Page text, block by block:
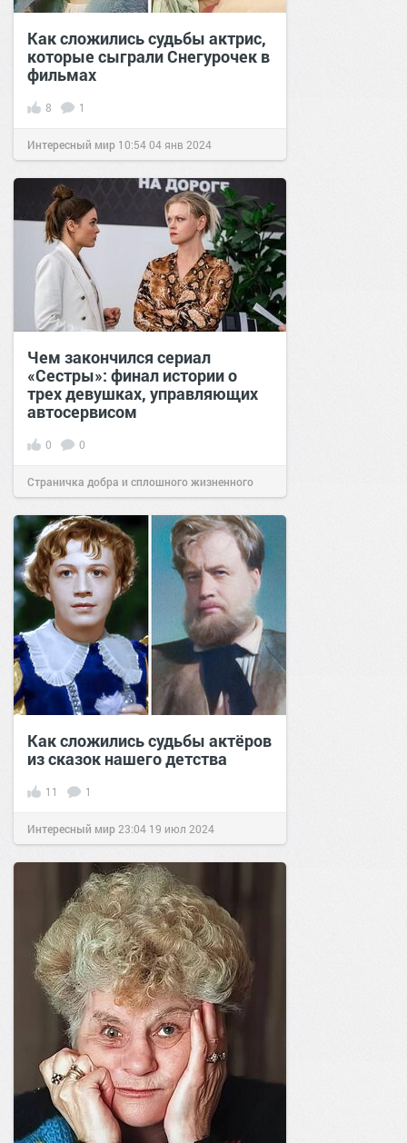
Как сложились судьбы актрис,
которые сыграли Снегурочек в
фильмах
8 1
Интересный мир 10:5404 янв 2024
Чем закончился сериал
«Сестры»: финал истории о
трех девушках, управляющих
автосервисом
0 0
Страничка добра и сплошного жизненного
позитива!14:0025 май 2022
Как сложились судьбы актёров
из сказок нашего детства
11 1
Интересный мир23:04 19 июл 2024